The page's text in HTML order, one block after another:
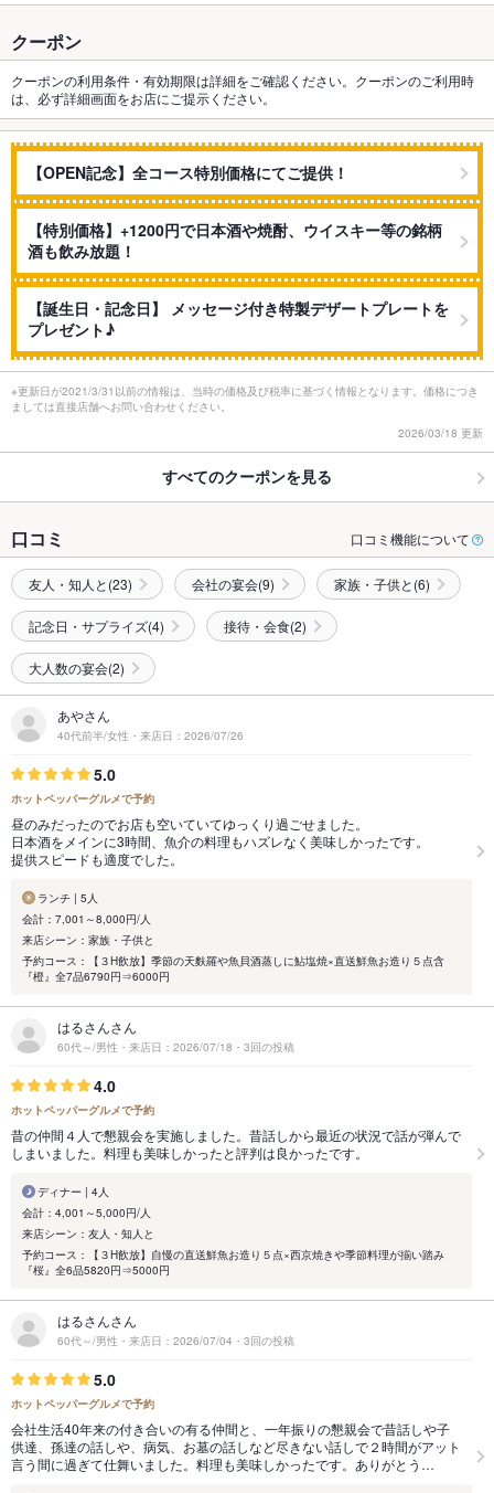
クーポン
クーポンの利用条件・有効期限は詳細をご確認ください。クーポンのご利用時
は、必ず詳細画面をお店にご提示ください。
【OPEN記念】全コース特別価格にてご提供！
【特別価格】+1200円で日本酒や焼酎、ウイスキー等の銘柄
酒も飲み放題！
【誕生日・記念日】 メッセージ付き特製デザートプレートを
プレゼント♪
※更新日が2021/3/31以前の情報は、当時の価格及び税率に基づく情報となります。価格につき
ましては直接店舗へお問い合わせください。
2026/03/18 更新
すべてのクーポンを見る
口コミ 口コミ機能について
友人・知人と(23) 会社の宴会(9) 家族・子供と(6)
記念日・サプライズ(4) 接待・会食(2)
大人数の宴会(2)
あやさん
40代前半/女性・来店日：2026/07/26
5.0
ホットペッパーグルメで予約
昼のみだったのでお店も空いていてゆっくり過ごせました。
日本酒をメインに3時間、魚介の料理もハズレなく美味しかったです。
提供スピードも適度でした。
ランチ | 5人
会計：7,001～8,000円/人
来店シーン：家族・子供と
予約コース：【３H飲放】季節の天麩羅や魚貝酒蒸しに鮎塩焼×直送鮮魚お造り５点含
『橙』全7品6790円⇒6000円
はるさんさん
60代～/男性・来店日：2026/07/18・3回の投稿
4.0
ホットペッパーグルメで予約
昔の仲間４人で懇親会を実施しました。昔話しから最近の状況で話が弾んで
しまいました。料理も美味しかったと評判は良かったです。
ディナー | 4人
会計：4,001～5,000円/人
来店シーン：友人・知人と
予約コース：【３H飲放】自慢の直送鮮魚お造り５点×西京焼きや季節料理が揃い踏み
『桜』全6品5820円⇒5000円
はるさんさん
60代～/男性・来店日：2026/07/04・3回の投稿
5.0
ホットペッパーグルメで予約
会社生活40年来の付き合いの有る仲間と、一年振りの懇親会で昔話しや子
供達、孫達の話しや、病気、お墓の話しなど尽きない話しで２時間がアット
言う間に過ぎて仕舞いました。料理も美味しかったです。ありがとう…